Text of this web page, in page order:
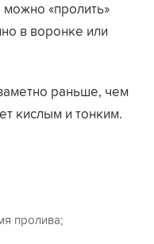
«пролить»
в воронке или
раньше, чем
кислым и тонким.
пролива;